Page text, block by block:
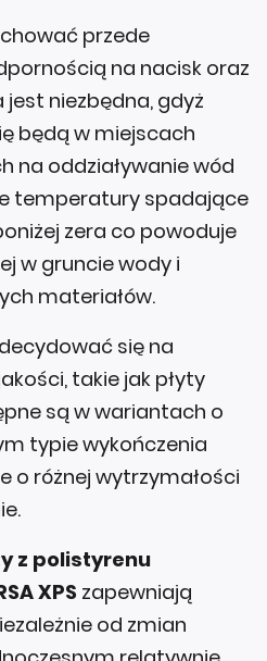
przede
na nacisk oraz
niezbędna, gdyż
będą w miejscach
na oddziaływanie wód
temperatury spadające
zera co powoduje
w gruncie wody i
materiałów.
się na
takie jak płyty
są w wariantach o
typie wykończenia
o różnej wytrzymałości
z polistyrenu
XPS zapewniają
od zmian